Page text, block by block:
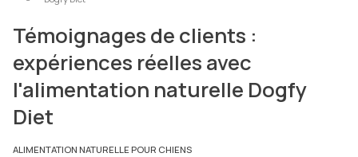
Témoignages de clients :
expériences réelles avec
l'alimentation naturelle Dogfy
Diet
ALIMENTATION NATURELLE POUR CHIENS